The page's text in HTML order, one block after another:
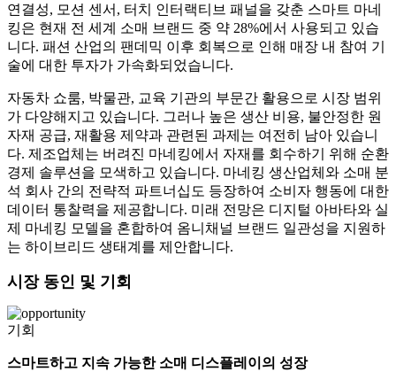
연결성, 모션 센서, 터치 인터랙티브 패널을 갖춘 스마트 마네
킹은 현재 전 세계 소매 브랜드 중 약 28%에서 사용되고 있습
니다. 패션 산업의 팬데믹 이후 회복으로 인해 매장 내 참여 기
술에 대한 투자가 가속화되었습니다.
자동차 쇼룸, 박물관, 교육 기관의 부문간 활용으로 시장 범위
가 다양해지고 있습니다. 그러나 높은 생산 비용, 불안정한 원
자재 공급, 재활용 제약과 관련된 과제는 여전히 남아 있습니
다. 제조업체는 버려진 마네킹에서 자재를 회수하기 위해 순환
경제 솔루션을 모색하고 있습니다. 마네킹 생산업체와 소매 분
석 회사 간의 전략적 파트너십도 등장하여 소비자 행동에 대한
데이터 통찰력을 제공합니다. 미래 전망은 디지털 아바타와 실
제 마네킹 모델을 혼합하여 옴니채널 브랜드 일관성을 지원하
는 하이브리드 생태계를 제안합니다.
시장 동인 및 기회
기회
스마트하고 지속 가능한 소매 디스플레이의 성장